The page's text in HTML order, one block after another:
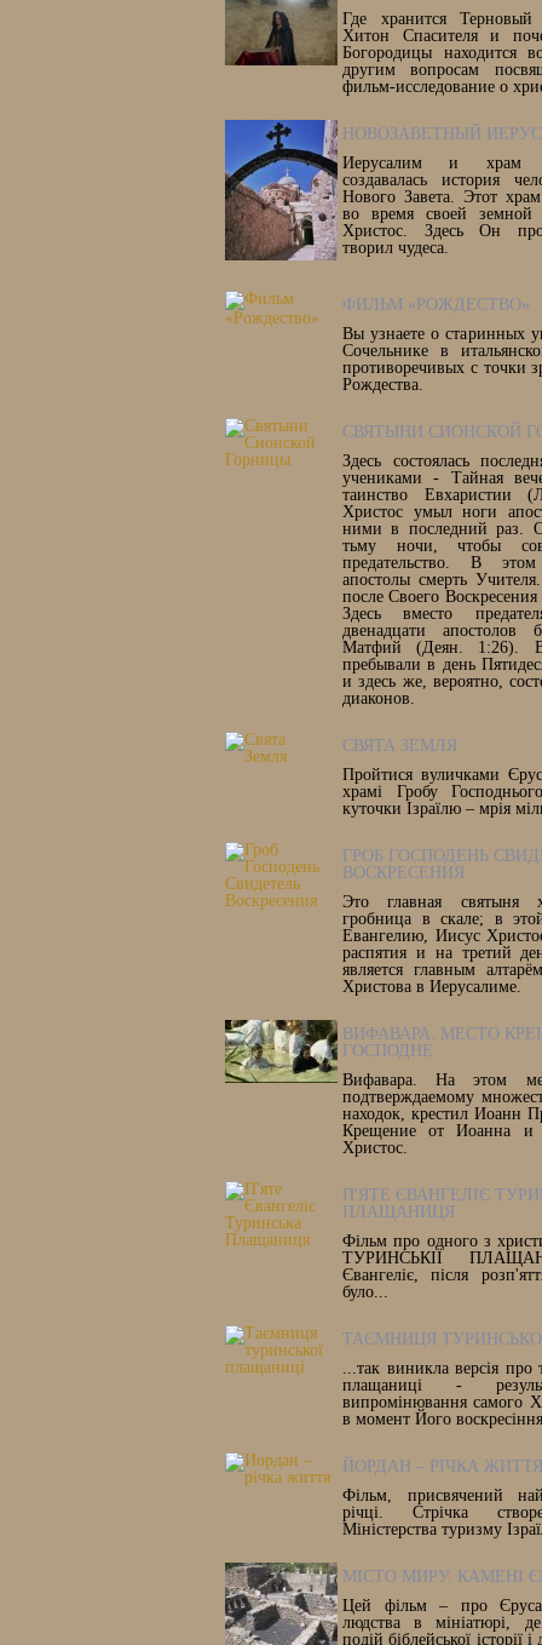
Где хранится
Хитон Спасителя и
Богородицы находится
другим вопросам
фильм-исследование о
НОВОЗАВЕТНЫЙ
Иерусалим и храм
создавалась история
Нового Завета. Этот
во время своей
Христос. Здесь Он
творил чудеса.
ФИЛЬМ «РОЖДЕСТВО»
Вы узнаете о старинных
Сочельнике в
противоречивых с точки
Рождества.
СВЯТЫНИ СИОНСКОЙ
Здесь состоялась
учениками - Тайная
таинство Евхаристии
Христос умыл ноги
ними в последний раз.
тьму ночи, чтобы
предательство. В
апостолы смерть
после Своего
Здесь вместо
двенадцати апостолов
Матфий (Деян. 1:26). В
пребывали в день
и здесь же, вероятно,
диаконов.
СВЯТА ЗЕМЛЯ
Пройтися вуличками
храмі Гробу
куточки Ізраїлю – мрія
ГРОБ ГОСПОДЕНЬ
ВОСКРЕСЕНИЯ
Это главная святыня
гробница в скале; в
Евангелию, Иисус
распятия и на третий
является главным
Христова в Иерусалиме.
ВИФАВАРА. МЕСТО
ГОСПОДНЕ
Вифавара. На этом
подтверждаемому
находок, крестил Иоанн
Крещение от Иоанна и
Христос.
П'ЯТЕ ЄВАНГЕЛІЄ
ПЛАЩАНИЦЯ
Фільм про одного з
ТУРИНСЬКІЇ
Євангеліє, після
було...
ТАЄМНИЦЯ
...так виникла версія
плащаниці -
випромінювання самого
в момент Його
ЙОРДАН – РІЧКА ЖИТТЯ
Фільм, присвячений
річці. Стрічка
Міністерства туризму
МІСТО МИРУ. КАМЕНІ
Цей фільм – про
людства в мініатюрі, де
подій біблейської історії